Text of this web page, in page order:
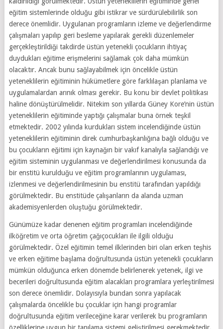
eğitim sistemlerinde olduğu gibi istikrar ve sürdürülebilirlik son
derece önemlidir. Uygulanan programların izleme ve değerlendirme
çalışmaları yapılıp geri besleme yapılarak gerekli düzenlemeler
gerçekleştirildiği takdirde üstün yetenekli çocukların ihtiyaç
duydukları eğitime erişmelerini sağlamak çok daha mümkün
olacaktır. Ancak bunu sağlayabilmek için öncelikle üstün
yeteneklilerin eğitiminin hükümetlere göre farklılaşan planlama ve
uygulamalardan arınık olması gerekir. Bu konu bir devlet politikası
haline dönüştürülmelidir. Nitekim son yıllarda Güney Kore’nin üstün
yeteneklilerin eğitiminde yaptığı çalışmalar buna örnek teşkil
etmektedir. 2002 yılında kurdukları sistem incelendiğinde üstün
yeteneklilerin eğitiminin direk cumhurbaşkanlığına bağlı olduğu ve
bu çocukların eğitimi için kaynağın bir vakıf kanalıyla sağlandığı ve
eğitim sisteminin uygulanması ve değerlendirilmesi konusunda da
bir enstitü kurulduğu ve eğitim programlarının uygulaması,
izlenmesi ve değerlendirilmesinin bu enstitü tarafından yapıldığı
görülmektedir. Bu enstitüde çalışanların da alanda uzman
akademisyenlerden oluştuğu görülmektedir.
Günümüze kadar denenen eğitim programları incelendiğinde
ilköğretim ve orta öğretim çağıçocukları ile ilgili olduğu
görülmektedir. Özel eğitimin temel ilklerinden biri olan erken teşhis
ve erken eğitime başlama doğrultusunda üstün yetenekli çocukların
mümkün olduğunca erken dönemde belirlenerek yetenek, ilgi ve
becerileri doğrultusunda eğitim alacakları programlara yerleştirilmesi
son derece önemlidir. Dolayısıyla bundan sonra yapılacak
çalışmalarda öncelikle bu çocuklar için hangi programlar
doğrultusunda eğitim verileceğine karar verilerek bu programların
özelliklerine uygun bir tanılama sistemi geliştirilmesi gerekmektedir.